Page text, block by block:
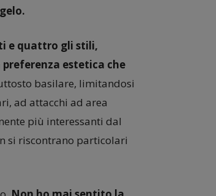
e quattro gli stili,
estetica che
basilare, limitandosi
ad attacchi ad area
più interessanti dal
si riscontrano particolari